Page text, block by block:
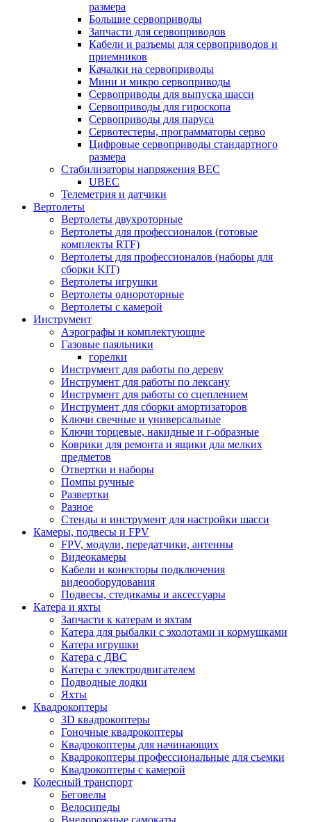
размера
Большие сервоприводы
Запчасти для сервоприводов
Кабели и разъемы для сервоприводов и
приемников
Качалки на сервоприводы
Мини и микро сервоприводы
Сервоприводы для выпуска шасси
Сервоприводы для гироскопа
Сервоприводы для паруса
Сервотестеры, программаторы серво
Цифровые сервоприводы стандартного
размера
Стабилизаторы напряжения BEC
UBEC
Телеметрия и датчики
Вертолеты
Вертолеты двухроторные
Вертолеты для профессионалов (готовые
комплекты RTF)
Вертолеты для профессионалов (наборы для
сборки KIT)
Вертолеты игрушки
Вертолеты однороторные
Вертолеты с камерой
Инструмент
Аэрографы и комплектующие
Газовые паяльники
горелки
Инструмент для работы по дереву
Инструмент для работы по лексану
Инструмент для работы со сцеплением
Инструмент для сборки амортизаторов
Ключи свечные и универсальные
Ключи торцевые, накидные и г-образные
Коврики для ремонта и ящики дла мелких
предметов
Отвертки и наборы
Помпы ручные
Развертки
Разное
Стенды и инструмент для настройки шасси
Камеры, подвесы и FPV
FPV, модули, передатчики, антенны
Видеокамеры
Кабели и конекторы подключения
видеооборудования
Подвесы, стедикамы и аксессуары
Катера и яхты
Запчасти к катерам и яхтам
Катера для рыбалки с эхолотами и кормушками
Катера игрушки
Катера с ДВС
Катера с электродвигателем
Подводные лодки
Яхты
Квадрокоптеры
3D квадрокоптеры
Гоночные квадрокоптеры
Квадрокоптеры для начинающих
Квадрокоптеры профессиональные для съемки
Квадрокоптеры с камерой
Колесный транспорт
Беговелы
Велосипеды
Внедорожные самокаты